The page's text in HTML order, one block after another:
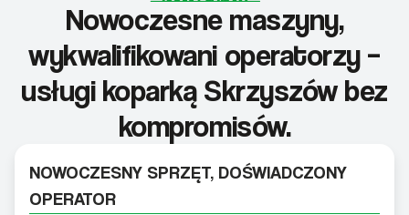
Nowoczesne maszyny,
wykwalifikowani operatorzy –
usługi koparką Skrzyszów bez
kompromisów.
NOWOCZESNY SPRZĘT, DOŚWIADCZONY
OPERATOR